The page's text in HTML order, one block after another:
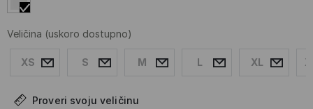
Veličina (uskoro dostupno)
XS S M L XL
Proveri svoju veličinu